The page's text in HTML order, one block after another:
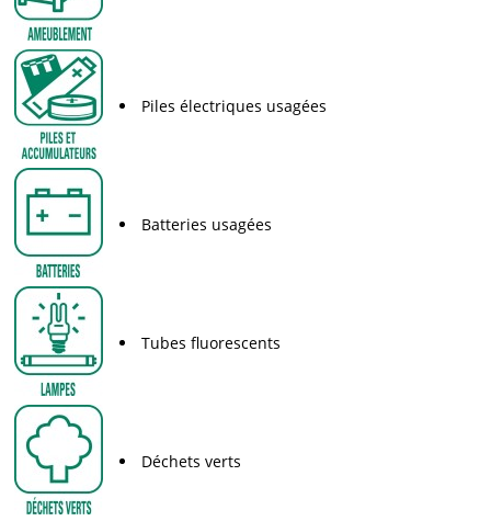
Piles électriques usagées
Batteries usagées
Tubes fluorescents
Déchets verts